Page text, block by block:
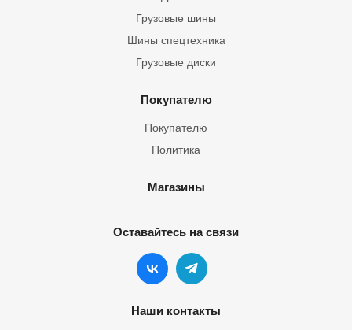
Грузовые шины
Шины спецтехника
Грузовые диски
Покупателю
Покупателю
Политика
Магазины
Оставайтесь на связи
Наши контакты